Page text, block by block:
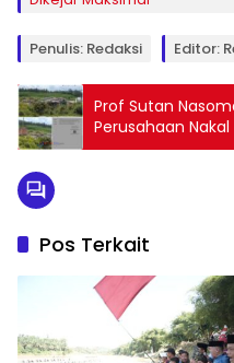
Penulis: Redaksi Editor:
Prof Sutan
Perusahaan
Sudah
Pos Terkait